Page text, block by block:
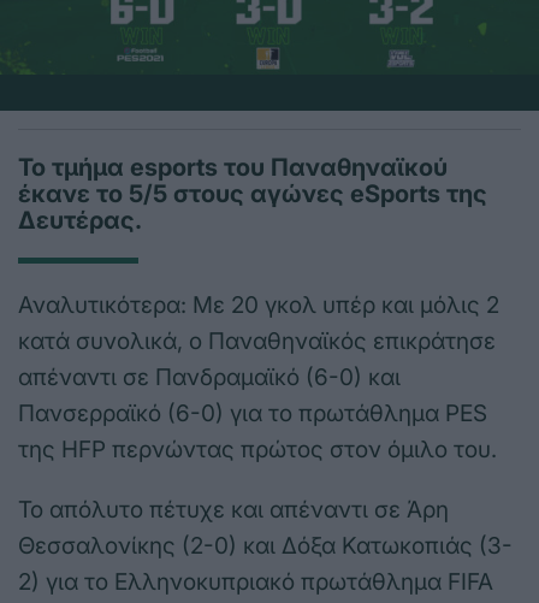
Το τμήμα esports του Παναθηναϊκού
έκανε το 5/5 στους αγώνες eSports της
Δευτέρας.
Αναλυτικότερα: Με 20 γκολ υπέρ και μόλις 2
κατά συνολικά, ο Παναθηναϊκός επικράτησε
απέναντι σε Πανδραμαϊκό (6-0) και
Πανσερραϊκό (6-0) για το πρωτάθλημα PES
της HFP περνώντας πρώτος στον όμιλο του.
Το απόλυτο πέτυχε και απέναντι σε Άρη
Θεσσαλονίκης (2-0) και Δόξα Κατωκοπιάς (3-
2) για το Ελληνοκυπριακό πρωτάθλημα FIFA